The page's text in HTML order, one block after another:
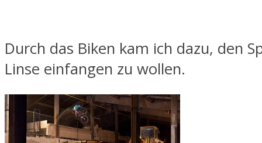
Durch das Biken kam ich dazu, den
Linse einfangen zu wollen.